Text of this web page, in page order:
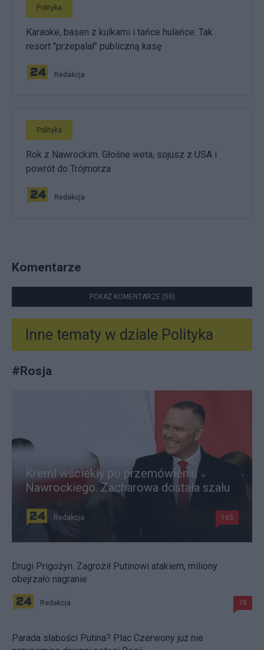
Polityka
Karaoke, basen z kulkami i tańce hulańce. Tak
resort "przepalał" publiczną kasę
Redakcja
Polityka
Rok z Nawrockim. Głośne weta, sojusz z USA i
powrót do Trójmorza
Redakcja
Komentarze
POKAŻ KOMENTARZE (50)
Inne tematy w dziale Polityka
#Rosja
Kreml wściekły po przemówieniu
Nawrockiego. Zacharowa dostała szału
Redakcja 165
Drugi Prigożyn. Zagroził Putinowi atakiem, miliony
obejrzało nagranie
Redakcja 78
Parada słabości Putina? Plac Czerwony już nie